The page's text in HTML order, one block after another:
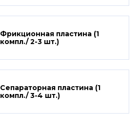
Фрикционная пластина (1
компл./ 2-3 шт.)
Сепараторная пластина (1
компл./ 3-4 шт.)